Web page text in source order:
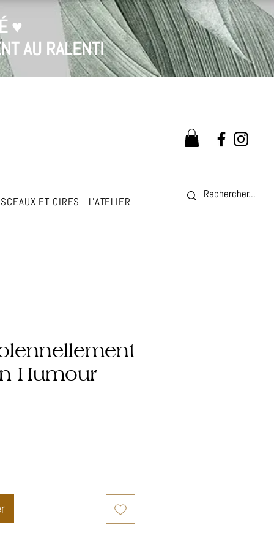
♥
AU RALENTI
SCEAUX ET CIRES L'ATELIER
Humour